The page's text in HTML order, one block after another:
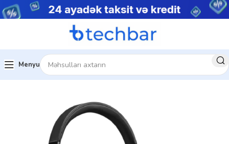
Menyu
Kompüter Qulaqlıqları Lenovo Qulaqlıqlar